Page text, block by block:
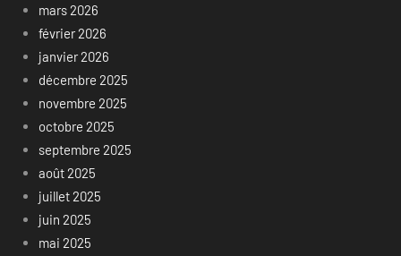
mars 2026
février 2026
janvier 2026
décembre 2025
novembre 2025
octobre 2025
septembre 2025
août 2025
juillet 2025
juin 2025
mai 2025